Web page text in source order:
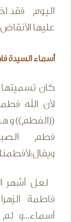
اليوم فقد
عليها
أسماء السيدة
كان
لأن الله
((الفطم)) و
فطم
لعل أشهر
فاطمة
أسماء...و